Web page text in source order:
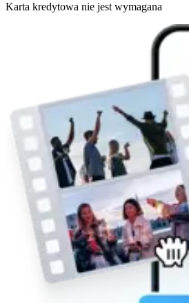
Karta kredytowa nie jest wymagana